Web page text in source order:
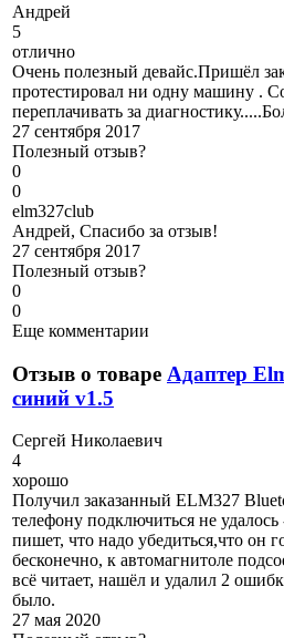
Андрей
5
отлично
Очень полезный девайс.Пришёл
протестировал ни одну машину .
переплачивать за
27 сентября 2017
Полезный отзыв?
0
0
elm327club
Андрей, Спасибо за отзыв!
27 сентября 2017
Полезный отзыв?
0
0
Еще комментарии
Отзыв о товаре Адаптер
синий v1.5
Сергей Николаевич
4
хорошо
Получил заказанный ELM327
телефону подключиться не
пишет, что надо убедиться,что он
бесконечно, к автомагнитоле
всё читает, нашёл и удалил 2
было.
27 мая 2020